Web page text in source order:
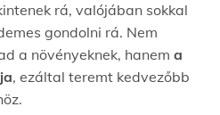
rá, valójában sokkal
gondolni rá. Nem
a növényeknek, hanem a
, ezáltal teremt kedvezőbb